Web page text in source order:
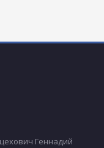
Геннадий